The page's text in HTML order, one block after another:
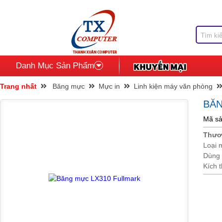
Danh Mục Sản Phẩm
Trang nhất Băng mực Mực in Linh kiện máy văn phòng
Mã
Loại
Dùng
Kích